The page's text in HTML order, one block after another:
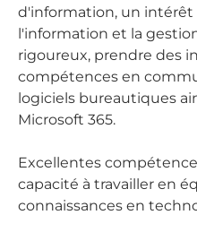
d'information, un intérêt
l'information et la
rigoureux, prendre des
compétences en
logiciels bureautiques
Microsoft 365.
Excellentes
capacité à travailler en
connaissances en